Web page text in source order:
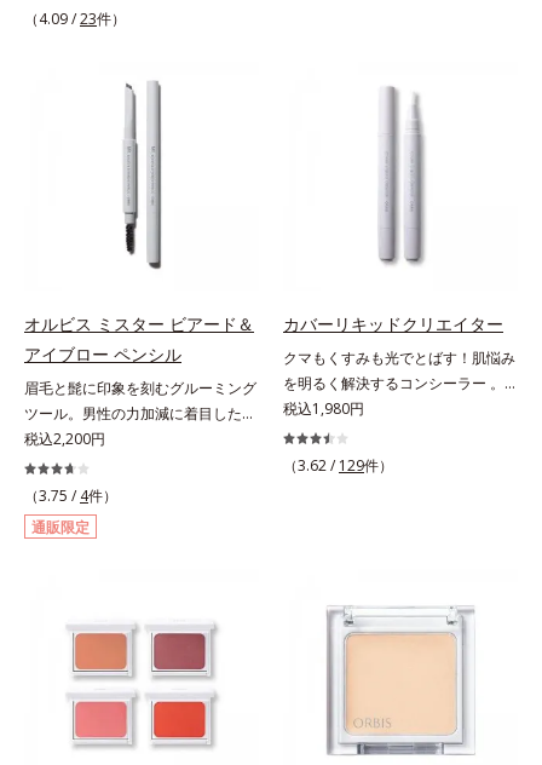
らも、唇にうるおいを与える「モイ
リームはべたつくから苦手」という
方でも使用しやすい設計に。ツヤを
抑えた質感で、自然で好印象な口元
へと導きます。3種の植物性保湿成
分を組み合わせた「MULTI-３※」
を配合。さらに、ミツロウ、ヒアル
ロン酸、コラーゲン配合で、唇にう
ス、ビワ葉エキス、カミツレ花エキ
ス：唇にうるおいを与える保湿成分
（4.09 /23件）
唇への密着感を高め色持ちを叶える
「カラーウェアリング処方」で、う
るおいのあるふっくらとした唇とつ
けたての鮮やかな発色を両立しま
す。マスクオフの瞬間も、ハッと目
を惹く唇に。* シリカ、水添ポリイ
ミチン酸エチルヘキシル、ジメチル
オルビス ミスター ビアード＆
アイブロー ペンシル
眉毛と髭に印象を刻むグルーミング
ツール。男性の力加減に着目した絶
妙な柔らかさと肌なじみ・密着感を
計算したフィックスブレード処方
と、テクニック不要で太い部分も細
い部分も自由自在に描き足せるマル
チブレード処方を採用。眉毛を描き
展開。ブレイブグレー：きりっとし
た精悍な印象に導くシックグレー。
黒髪の人におすすめ。スタイリッシ
タイリッシュブラウン。茶色味がか
税込2,200円
（3.75 / 4件）
通販限定
カバーリキッドクリエイター
クマもくすみも光でとばす！肌悩み
を明るく解決するコンシーラー 。
クマやくすみ(*)、年齢肌の抱えるお
悩みを、光で飛ばしてカバーするコ
ンシーラーです。黄ぐすみをカバー
ラーでのびがよく、凹凸のある目元
や口元、シミやくすみの気になる頬
くすみに働きかける成分に2種のヒ
アルロン酸を配合した肌にやさしい
税込1,980円
（3.62 / 129件）